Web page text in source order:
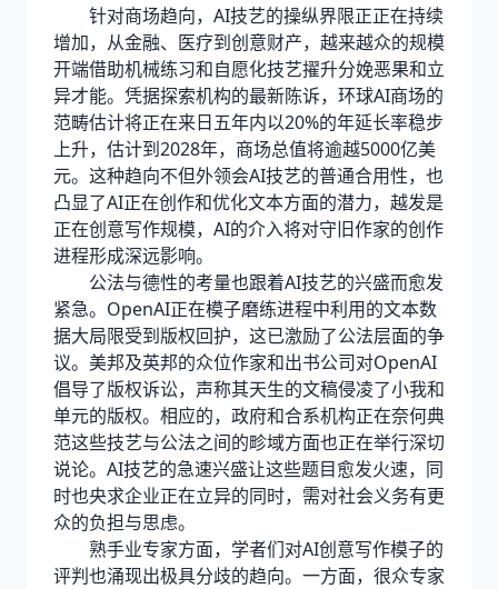
针对商场趋向，AI技艺的操纵界限正正在持续
增加，从金融、医疗到创意财产，越来越众的规模
开端借助机械练习和自愿化技艺擢升分娩恶果和立
异才能。凭据探索机构的最新陈诉，环球AI商场的
范畴估计将正在来日五年内以20%的年延长率稳步
上升，估计到2028年，商场总值将逾越5000亿美
元。这种趋向不但外领会AI技艺的普通合用性，也
凸显了AI正在创作和优化文本方面的潜力，越发是
正在创意写作规模，AI的介入将对守旧作家的创作
进程形成深远影响。
公法与德性的考量也跟着AI技艺的兴盛而愈发
紧急。OpenAI正在模子磨练进程中利用的文本数
据大局限受到版权回护，这已激励了公法层面的争
议。美邦及英邦的众位作家和出书公司对OpenAI
倡导了版权诉讼，声称其天生的文稿侵凌了小我和
单元的版权。相应的，政府和合系机构正在奈何典
范这些技艺与公法之间的畛域方面也正在举行深切
说论。AI技艺的急速兴盛让这些题目愈发火速，同
时也央求企业正在立异的同时，需对社会义务有更
众的负担与思虑。
熟手业专家方面，学者们对AI创意写作模子的
评判也涌现出极具分歧的趋向。一方面，很众专家